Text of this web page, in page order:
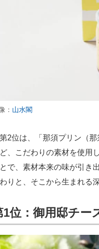
： 山水閣
2位は、「那須プリン（那
、こだわりの素材を使用
で、素材本来の味が引き
りと、そこから生まれる
1位：御用邸チー